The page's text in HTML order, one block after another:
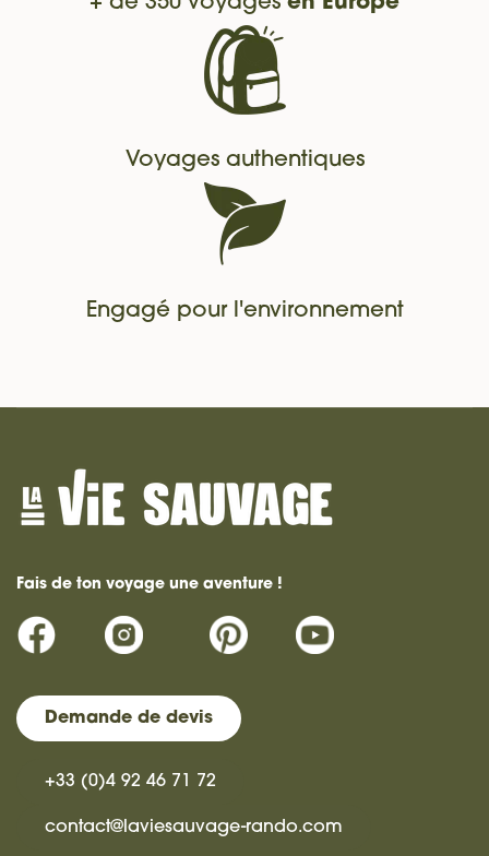
Voyages authentiques
Engagé pour l'environnement
Fais de ton voyage une aventure !
Demande de devis
+33 (0)4 92 46 71 72
contact@laviesauvage-rando.com